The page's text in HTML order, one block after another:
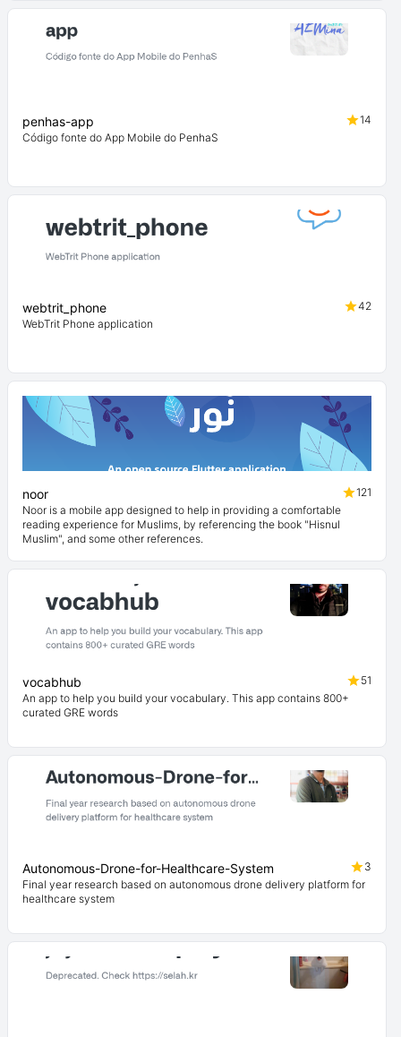
penhas-app
14
Código fonte do App Mobile do PenhaS
webtrit_phone
42
WebTrit Phone application
noor
121
Noor is a mobile app designed to help in providing a comfortable
reading experience for Muslims, by referencing the book "Hisnul
Muslim", and some other references.
vocabhub
51
An app to help you build your vocabulary. This app contains 800+
curated GRE words
Autonomous-Drone-for-Healthcare-System
3
Final year research based on autonomous drone delivery platform for
healthcare system